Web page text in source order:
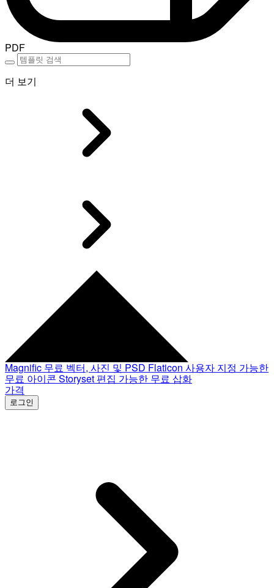
PDF
더 보기
Magnific 무료 벡터, 사진 및 PSD Flaticon 사용자 지정 가능한
무료 아이콘 Storyset 편집 가능한 무료 삽화
가격
로그인